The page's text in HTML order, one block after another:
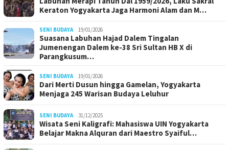
Keraton Yogyakarta Jaga Harmoni Alam dan M…
SENI BUDAYA 19/01/2026
Suasana Labuhan Hajad Dalem Tingalan
Jumenengan Dalem ke-38 Sri Sultan HB X di
Parangkusum…
SENI BUDAYA 19/01/2026
Dari Merti Dusun hingga Gamelan, Yogyakarta
Menjaga 245 Warisan Budaya Leluhur
SENI BUDAYA 31/12/2025
Wisata Seni Kaligrafi: Mahasiswa UIN Yogyakarta
Belajar Makna Alquran dari Maestro Syaiful…